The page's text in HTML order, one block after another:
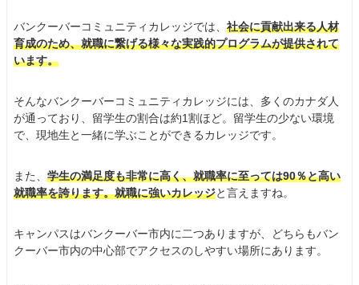
バンクーバーコミュニティカレッジでは、 社会に貢献出来る人材
育成のため、就職に繋げる様々な実践的プログラムが提供されて
います。
そんなバンクーバーコミュニティカレッジには、多くのカナダ人
が通っており、留学生の割合は約1割ほど。留学生の少ない環境
で、現地生と一緒に学ぶことができるカレッジです。
また、 学生の満足度も非常に高く、就職率に至っては90％と高い
就職率を誇ります。就職に強いカレッジと言えますね。
キャンパスはバンクーバー市内に二つありますが、どちらもバン
クーバー市内の中心部でアクセスのしやすい場所にあります。